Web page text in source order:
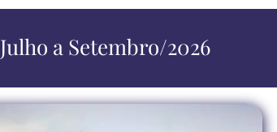
Julho a Setembro/2026